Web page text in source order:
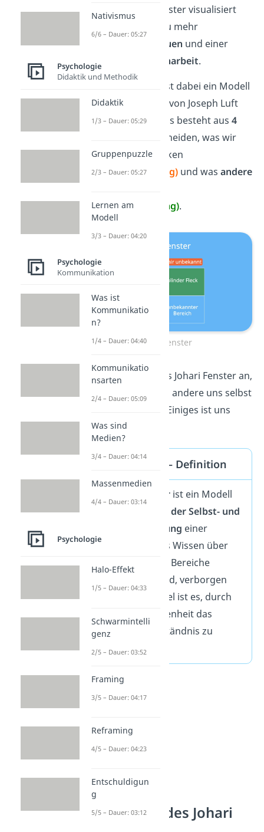
durch das Johari Fenster visualisiert
werden. Das führt zu mehr
Verständnis
Vertrauen und einer
besseren Zusammenarbeit.
ist dabei ein Modell
aus der Psychologie von Joseph Luft
und Harry Ingham. Es besteht aus 4
, die unterscheiden, was wir
über unsselbstdenken
(Selbstwahrnehmung) und was andere
(Fremdwahrnehmung).
Johari Fenster
Zusätzlich nimmt das Johari Fenster an,
dass weder wir noch andere uns selbst
vollständig kennen. Einiges ist uns
unbekannt.
Johari Fenster — Definition
Johari-Fensterist ein Modell
Visualisierung der Selbst- und
Fremdwahrnehmung einer
Person.
Es teilt das Wissen über
eine Person in vier Bereiche
ein: öffentlich, blind, verborgen
und unbekannt. Ziel ist es, durch
Feedback und Offenheit das
gegenseitige Verständnis zu
verbessern.
Entwicklung des Johari
Nativismus
6/6 – Dauer: 05:27
Psychologie
Didaktik und Methodik
Didaktik
1/3 – Dauer: 05:29
Gruppenpuzzle
2/3 – Dauer: 05:27
Lernen am
Modell
3/3 – Dauer: 04:20
Psychologie
Kommunikation
Was ist
Kommunikatio
n?
1/4 – Dauer: 04:40
Kommunikatio
nsarten
2/4 – Dauer: 05:09
Was sind
Medien?
3/4 – Dauer: 04:14
Massenmedien
4/4 – Dauer: 03:14
Psychologie
Halo-Effekt
1/5 – Dauer: 04:33
Schwarmintelli
genz
2/5 – Dauer: 03:52
Framing
3/5 – Dauer: 04:17
Reframing
4/5 – Dauer: 04:23
Entschuldigun
g
5/5 – Dauer: 03:12